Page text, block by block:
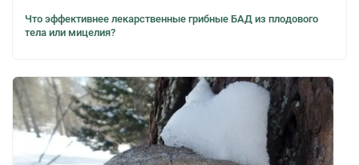
Что эффективнее лекарственные грибные БАД из плодового
тела или мицелия?